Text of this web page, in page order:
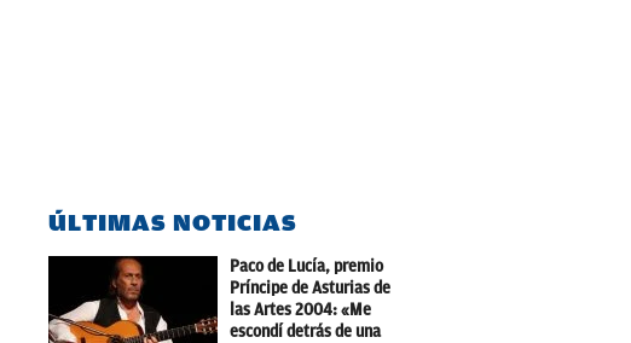
ÚLTIMAS NOTICIAS
Paco de Lucía, premio
Príncipe de Asturias de
las Artes 2004: «Me
escondí detrás de una